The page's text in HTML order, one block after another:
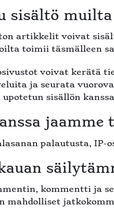
sisältö
artikkelit voivat
toimii täsmälleen
voivat kerätä
ja seurata
upotetun sisällön
jaamme
palautusta,
kommentti ja
mahdolliset